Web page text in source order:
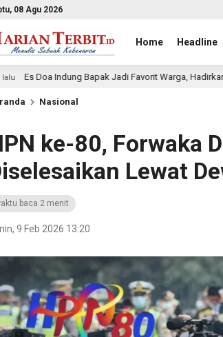
08 Agu 2026
Home Headline
Jadi Favorit Warga, Hadirkan Aneka Varian Es Kelapa
Nasional
ke-80, Forwaka
Lewat
baca 2 menit
9 Feb 2026 13:20